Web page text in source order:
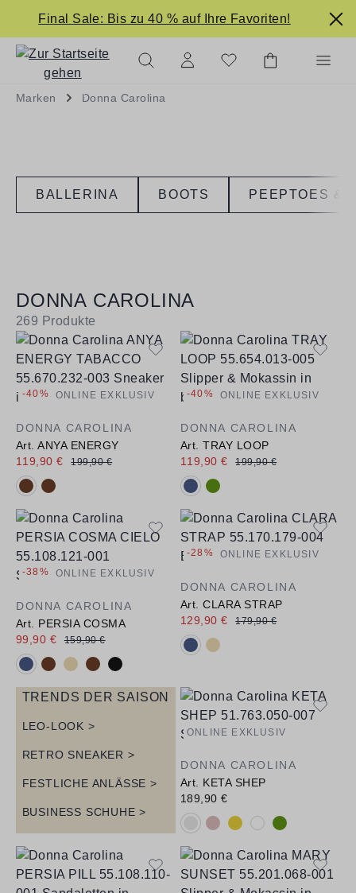
springen
Final Sale: Bis zu 40 % auf Ihre Favoriten!
Marken Donna Carolina
BALLERINA BOOTS PEEPTOES &
DONNA CAROLINA
269 Produkte
-40% ONLINE EXKLUSIV
DONNA CAROLINA
Art. ANYA ENERGY
119,90 €
199,90 €
Verfügbare Farbvarianten:
-40% ONLINE EXKLUSIV
DONNA CAROLINA
Art. TRAY LOOP
119,90 €
199,90 €
Verfügbare Farbvarianten:
-38% ONLINE EXKLUSIV
DONNA CAROLINA
Art. PERSIA COSMA
99,90 €
159,90 €
Verfügbare Farbvarianten:
-28% ONLINE EXKLUSIV
DONNA CAROLINA
Art. CLARA STRAP
129,90 €
179,90 €
Verfügbare Farbvarianten:
TRENDS DER SAISON
LEO-LOOK >
RETRO SNEAKER >
FESTLICHE ANLÄSSE >
BUSINESS SCHUHE >
ONLINE EXKLUSIV
DONNA CAROLINA
Art. KETA SHEP
189,90 €
Verfügbare Farbvarianten: